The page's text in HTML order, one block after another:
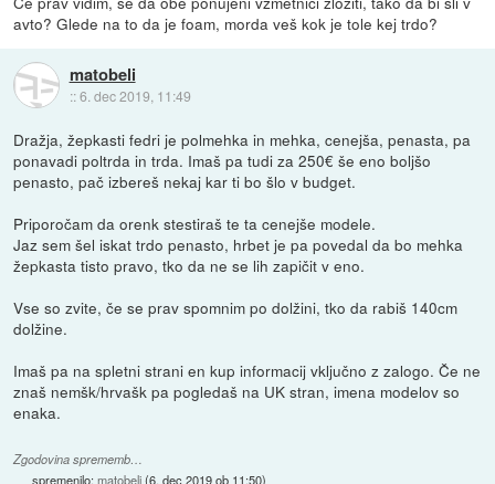
avto? Glede na to da je foam, morda veš kok je tole kej trdo?
matobeli
::6. dec 2019, 11:49
Dražja, žepkasti fedri je polmehka in mehka, cenejša, penasta, pa
ponavadi poltrda in trda. Imaš pa tudi za 250€ še eno boljšo
penasto, pač izbereš nekaj kar ti bo šlo v budget.
Priporočam da orenk stestiraš te ta cenejše modele.
Jaz sem šel iskat trdo penasto, hrbet je pa povedal da bo mehka
žepkasta tisto pravo, tko da ne se lih zapičit v eno.
Vse so zvite, če se prav spomnim po dolžini, tko da rabiš 140cm
dolžine.
Imaš pa na spletni strani en kup informacij vključno z zalogo. Če ne
znaš nemšk/hrvašk pa pogledaš na UK stran, imena modelov so
enaka.
Zgodovina sprememb…
spremenilo:matobeli(6. dec 2019 ob 11:50)